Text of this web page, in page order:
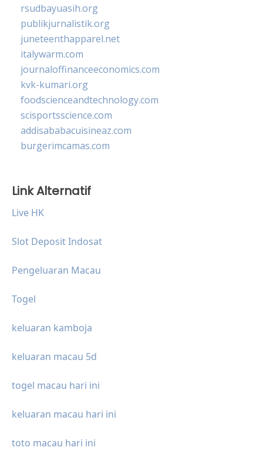
rsudbayuasih.org
publikjurnalistik.org
juneteenthapparel.net
italywarm.com
journaloffinanceeconomics.com
kvk-kumari.org
foodscienceandtechnology.com
scisportsscience.com
addisababacuisineaz.com
burgerimcamas.com
Link Alternatif
Live HK
Slot Deposit Indosat
Pengeluaran Macau
Togel
keluaran kamboja
keluaran macau 5d
togel macau hari ini
keluaran macau hari ini
toto macau hari ini